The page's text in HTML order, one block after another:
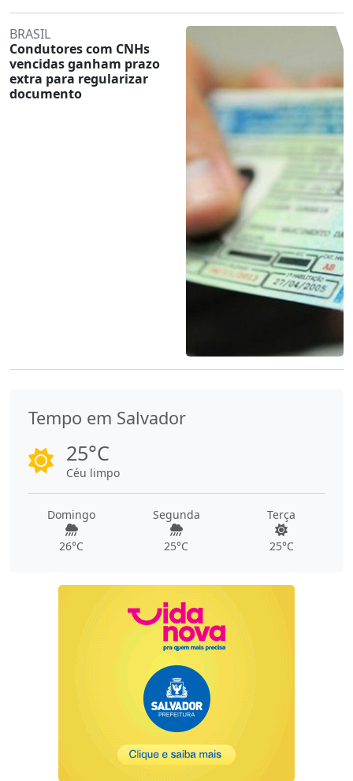
BRASIL
Condutores com CNHs
vencidas ganham prazo
extra para regularizar
documento
Tempo em Salvador
25°C
Céu limpo
Domingo
26°C
Segunda
25°C
Terça
25°C